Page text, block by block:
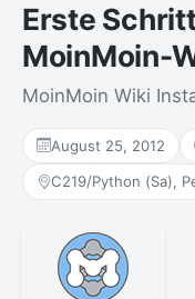
Erste
MoinMoin-
MoinMoin Wiki
August 25, 2012
C219/Python (Sa),